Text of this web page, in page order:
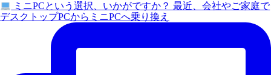
ミニPCという選択、いかがですか？ 最近、会社やご家庭で
デスクトップPCからミニPCへ乗り換え